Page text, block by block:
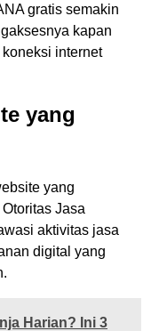
gratis semakin
kapan
internet
yang
yang
Jasa
aktivitas jasa
digital yang
Harian? Ini 3